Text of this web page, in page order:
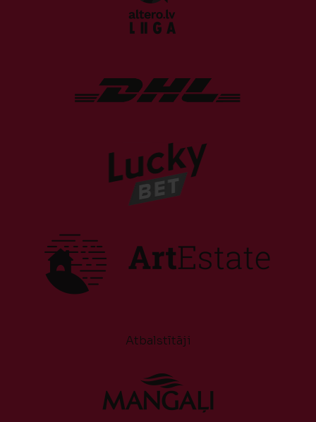
Atbalstītāji